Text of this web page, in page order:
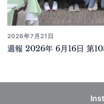
2026年7月21日
週報 2026年 6月16日 第